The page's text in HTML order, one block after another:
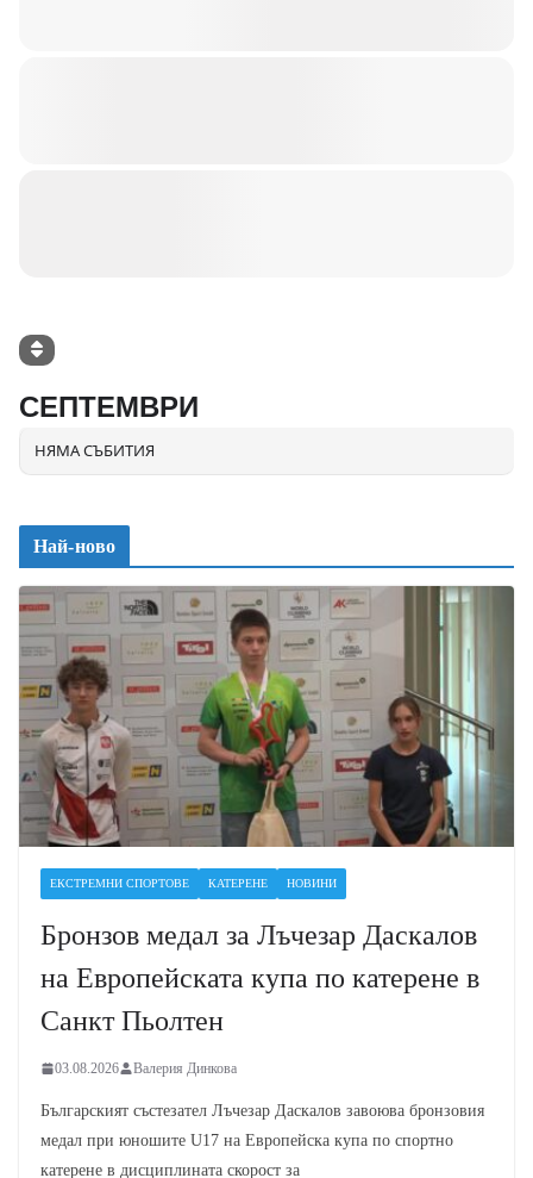
СЕПТЕМВРИ
НЯМА СЪБИТИЯ
Най-ново
ЕКСТРЕМНИ СПОРТОВЕ КАТЕРЕНЕ НОВИНИ
Бронзов медал за Лъчезар Даскалов
на Европейската купа по катерене в
Санкт Пьолтен
03.08.2026 Валерия Динкова
Българският състезател Лъчезар Даскалов завоюва бронзовия
медал при юношите U17 на Европейска купа по спортно
катерене в дисциплината скорост за